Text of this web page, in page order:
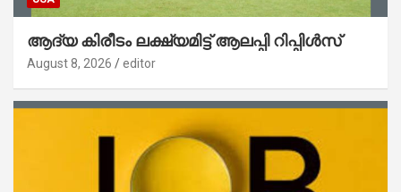
ആദ്യ കിരീടം ലക്ഷ്യമിട്ട് ആലപ്പി റിപ്പിൾസ്
August 8, 2026 editor